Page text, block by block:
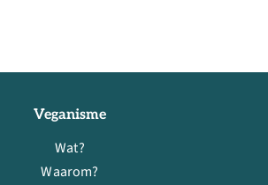
Veganisme
Wat?
Waarom?